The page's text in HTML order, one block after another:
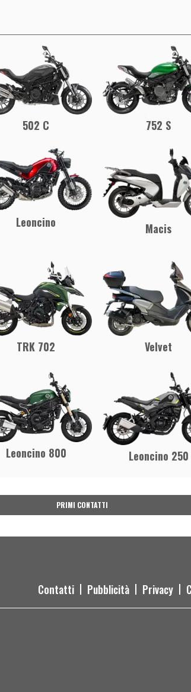
502 C 752 S
Leoncino Macis
TRK 702 Velvet
Leoncino 800 Leoncino 250
PRIMI CONTATTI
Contatti Pubblicità Privacy